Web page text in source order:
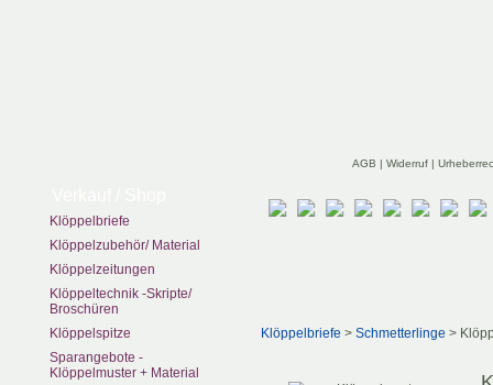
AGB | Widerruf |
Klöppelbriefe
Klöppelzubehör/ Material
Klöppelzeitungen
Klöppeltechnik -Skripte/
Broschüren
Klöppelspitze
Sparangebote -
Klöppelmuster + Material
Klöppelbriefe > Schmetterlinge >